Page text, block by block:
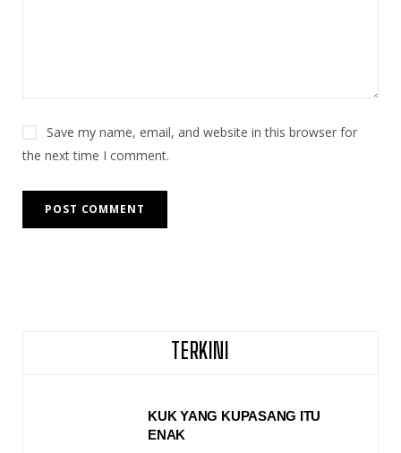
Save my name, email, and website in this browser for
the next time I comment.
TERKINI
KUK YANG KUPASANG ITU
ENAK